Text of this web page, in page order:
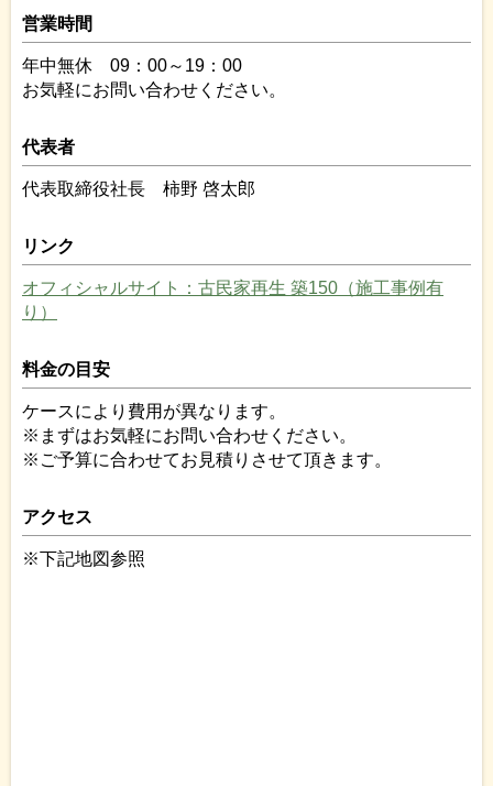
営業時間
年中無休 09：00～19：00
お気軽にお問い合わせください。
代表者
代表取締役社長 柿野 啓太郎
リンク
オフィシャルサイト：古民家再生 築150（施工事例有
り）
料金の目安
ケースにより費用が異なります。
※まずはお気軽にお問い合わせください。
※ご予算に合わせてお見積りさせて頂きます。
アクセス
※下記地図参照